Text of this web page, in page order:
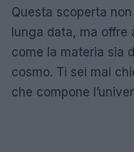
Questa scoperta
lunga data, ma offre
come la materia sia
cosmo. Ti sei mai
che compone